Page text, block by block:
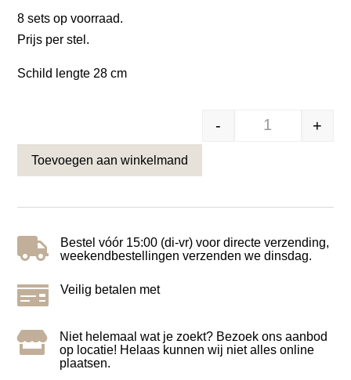
8 sets op voorraad.
Prijs per stel.
Schild lengte 28 cm
- +
Toevoegen aan winkelmand

Bestel vóór 15:00 (di-vr) voor directe verzending,
weekendbestellingen verzenden we dinsdag.
 Veilig betalen met

Niet helemaal wat je zoekt? Bezoek ons aanbod
op locatie! Helaas kunnen wij niet alles online
plaatsen.